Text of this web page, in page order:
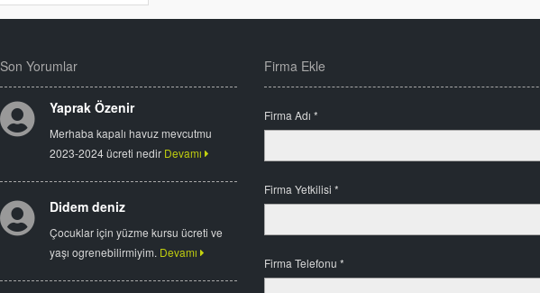
Son Yorumlar
Yaprak Özenir
Merhaba kapalı havuz mevcutmu
2023-2024 ücreti nedir Devamı
Didem deniz
Çocuklar için yüzme kursu ücreti ve
yaşı ogrenebilirmiyim. Devamı
Firma Ekle
Firma Adı *
Firma Yetkilisi *
Firma Telefonu *